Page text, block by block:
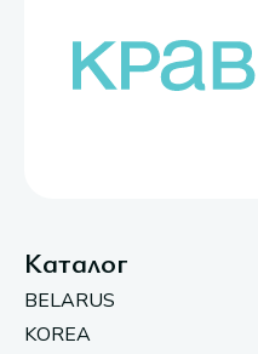
Каталог
BELARUS
KOREA